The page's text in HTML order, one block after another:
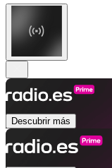
Descubrir más